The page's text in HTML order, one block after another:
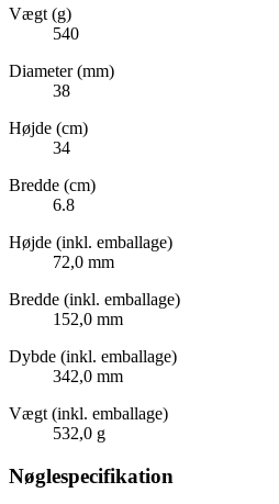
Vægt (g)
540
Diameter (mm)
38
Højde (cm)
34
Bredde (cm)
6.8
Højde (inkl. emballage)
72,0 mm
Bredde (inkl. emballage)
152,0 mm
Dybde (inkl. emballage)
342,0 mm
Vægt (inkl. emballage)
532,0 g
Nøglespecifikation